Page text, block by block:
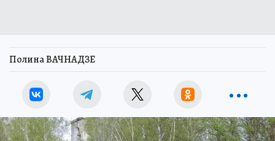
Полина ВАЧНАДЗЕ